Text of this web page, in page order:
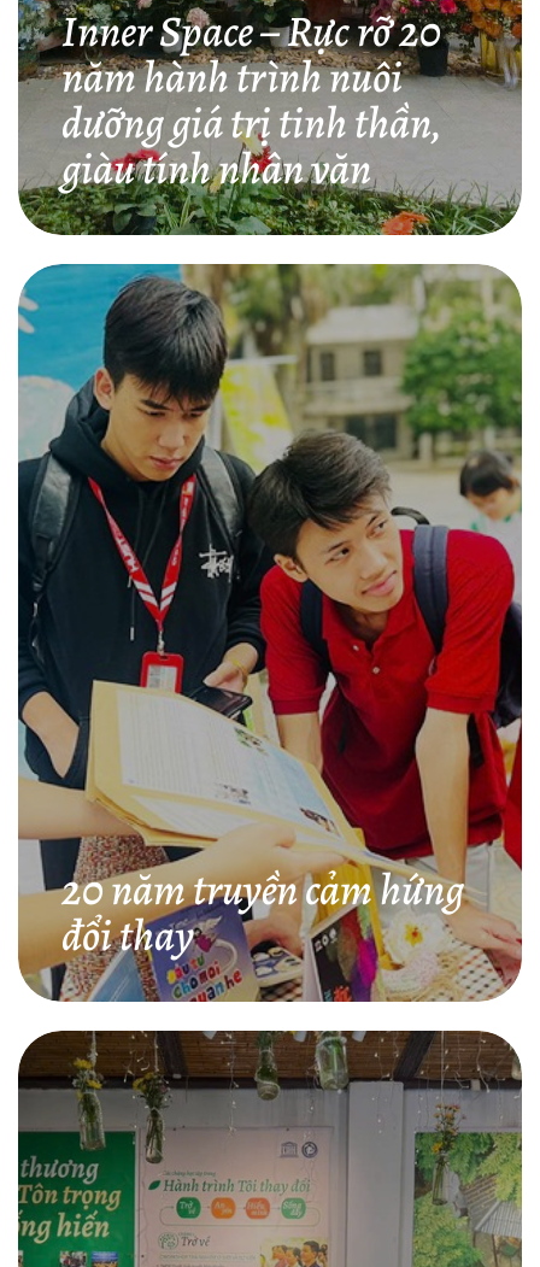
Inner Space – Rực rỡ 20
năm hành trình nuôi
dưỡng giá trị tinh thần,
giàu tính nhân văn
20 năm truyền cảm hứng
đổi thay